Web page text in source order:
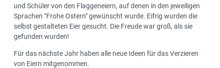
und Schüler von den Flaggeneiern, auf denen in den jeweiligen
Sprachen "Frohe Ostern" gewünscht wurde. Eifrig wurden die
selbst gestalteten Eier gesucht. Die Freude war groß, als sie
gefunden wurden!
Für das nächste Jahr haben alle neue Ideen für das Verzieren
von Eiern mitgenommen.